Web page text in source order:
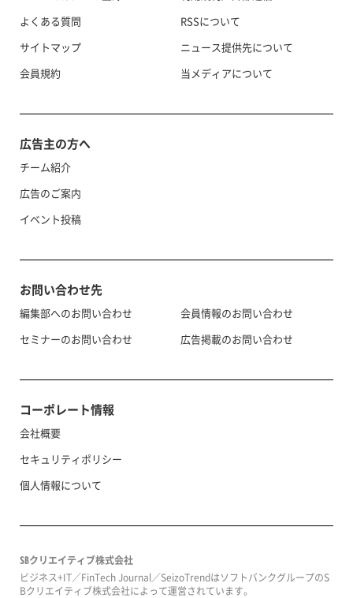
よくある質問
サイトマップ
会員規約
RSSについて
ニュース提供先について
当メディアについて
広告主の方へ
チーム紹介
広告のご案内
イベント投稿
お問い合わせ先
編集部へのお問い合わせ
セミナーのお問い合わせ
会員情報のお問い合わせ
広告掲載のお問い合わせ
コーポレート情報
会社概要
セキュリティポリシー
個人情報について
SBクリエイティブ株式会社
ビジネス+IT／FinTech Journal／SeizoTrendはソフトバンクグループのS
Bクリエイティブ株式会社によって運営されています。